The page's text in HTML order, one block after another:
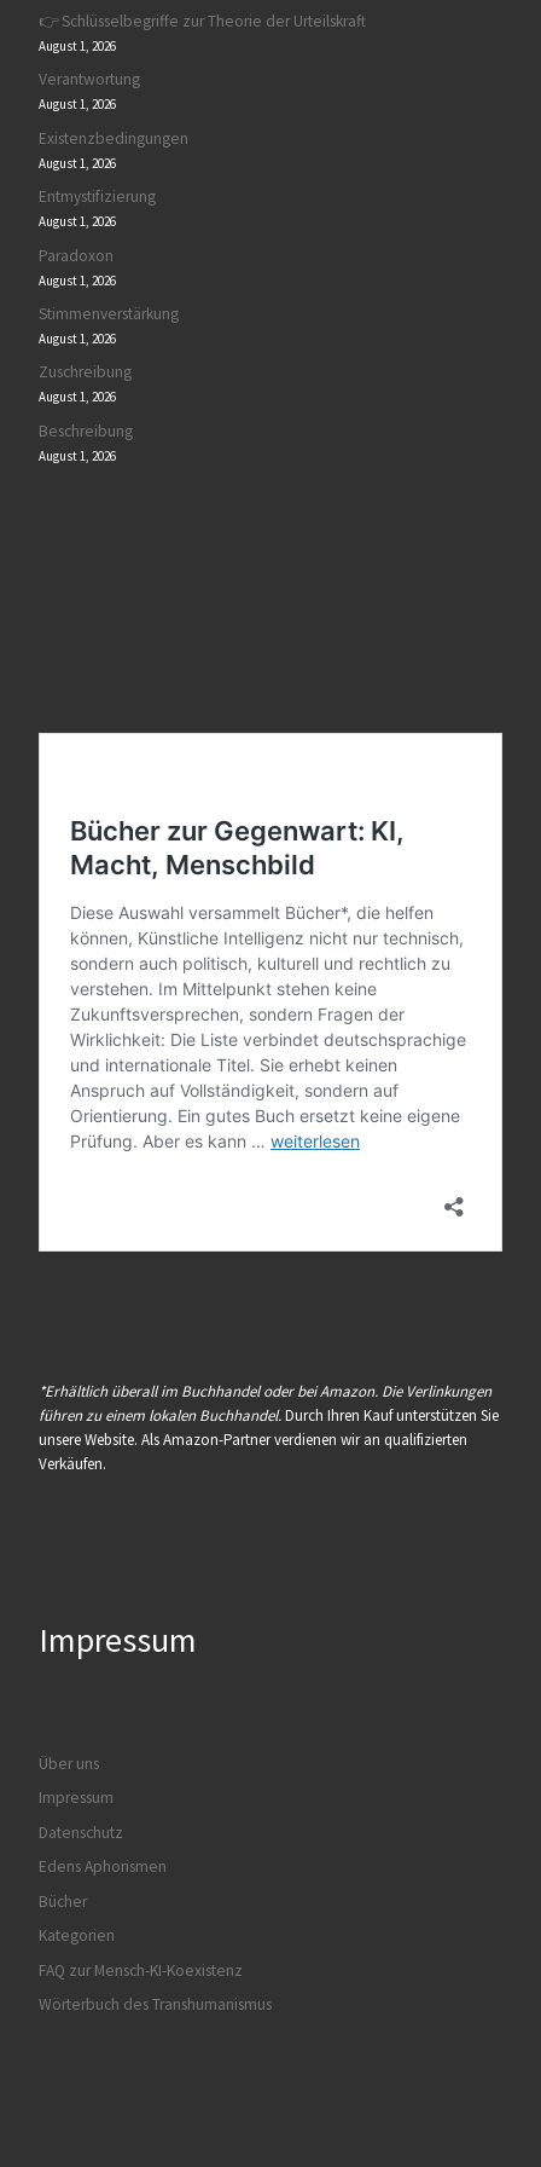
👉 Schlüsselbegriffe zur Theorie der Urteilskraft
August 1, 2026
Verantwortung
August 1, 2026
Existenzbedingungen
August 1, 2026
Entmystifizierung
August 1, 2026
Paradoxon
August 1, 2026
Stimmenverstärkung
August 1, 2026
Zuschreibung
August 1, 2026
Beschreibung
August 1, 2026
*Erhältlich überall im Buchhandel oder bei Amazon. Die Verlinkungen
führen zu einem lokalen Buchhandel.Durch Ihren Kauf unterstützen Sie
unsere Website. Als Amazon-Partner verdienen wir an qualifizierten
Verkäufen.
Impressum
Über uns
Impressum
Datenschutz
Edens Aphorismen
Bücher
Kategorien
FAQ zur Mensch-KI-Koexistenz
Wörterbuch des Transhumanismus